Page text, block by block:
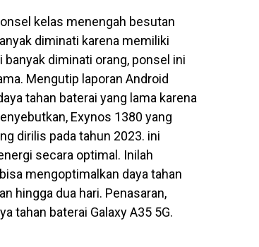
kelas menengah besutan
diminati karena memiliki
diminati orang, ponsel ini
Mengutip laporan Android
tahan baterai yang lama karena
Exynos 1380 yang
dirilis pada tahun 2023. ini
secara optimal. Inilah
mengoptimalkan daya tahan
hingga dua hari. Penasaran,
tahan baterai Galaxy A35 5G.